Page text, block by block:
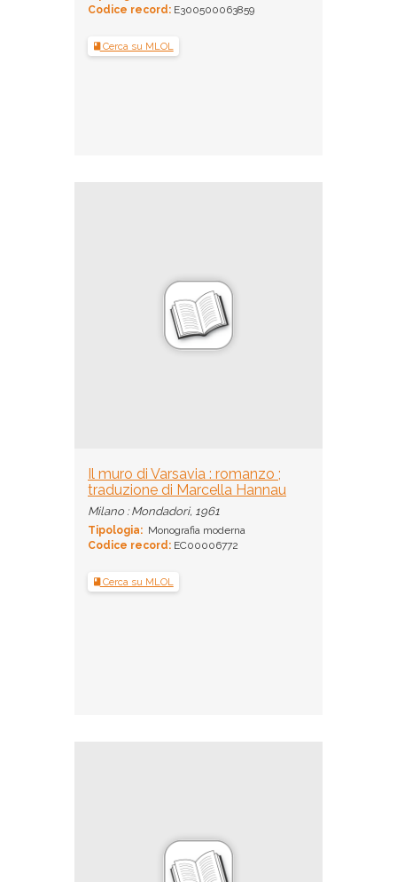
Codice record: E300500063859
Cerca su MLOL
Il muro di Varsavia : romanzo ;
traduzione di Marcella Hannau
Milano : Mondadori, 1961
Tipologia: Monografia moderna
Codice record: EC00006772
Cerca su MLOL